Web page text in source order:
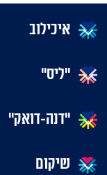
איכילוב
"ליס"
"דנה-דואק"
שיקום